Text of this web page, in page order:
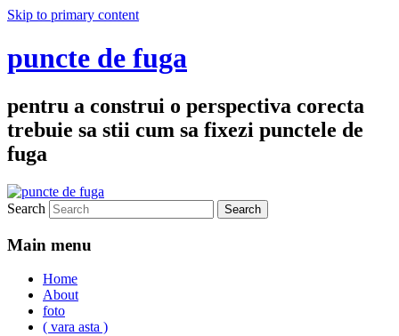
Skip to primary content
puncte de fuga
pentru a construi o perspectiva corecta
trebuie sa stii cum sa fixezi punctele de
fuga
Search
Main menu
Home
About
foto
( vara asta )